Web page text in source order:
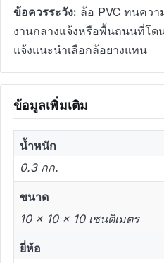
ข้อควรระวัง: ล้อ PVC ทนควา
งานกลางแจ้งหรือพื้นถนนที่โด
แจ้งแนะนำเลือกล้อยางแทน
ข้อมูลเพิ่มเติม
น้ำหนัก
0.3 กก.
ขนาด
10 × 10 × 10 เซนติเมตร
ยี่ห้อ